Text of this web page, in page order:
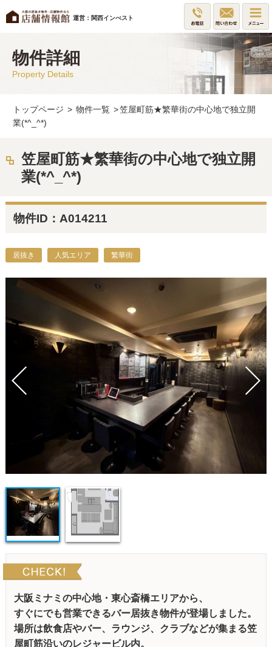
運営：関西インべスト
物件詳細
Property Details
トップページ > 物件一覧 >笠屋町筋★繁華街の中心地で独立開
業(*^_^*)
笠屋町筋★繁華街の中心地で独立開
業(*^_^*)
物件ID：A014211
居抜き 人気エリア 繁華街
大阪ミナミの中心地・東心斎橋エリアから、
すぐにでも営業できるバー居抜き物件が登場しました。
場所は飲食店やバー、ラウンジ、クラブなどが集まる笠
屋町筋沿いのレジャービル内。